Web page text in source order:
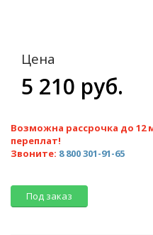
Цена
5 210 руб.
Возможна рассрочка до 12
переплат!
Звоните: 8 800 301-91-65
Под заказ